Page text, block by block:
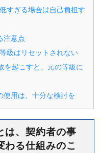
すぎる場合は自己負担す
注意点
級はリセットされない
を起こすと、元の等級に
使用は、十分な検討を
は、契約者の事
わる仕組みのこ